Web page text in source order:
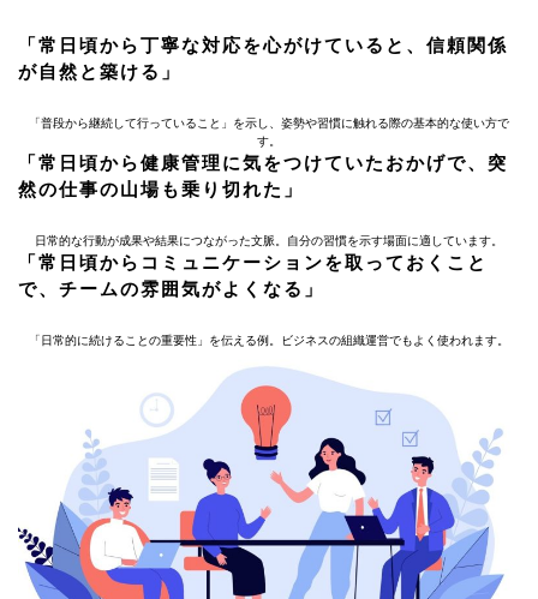
「常日頃から丁寧な対応を心がけていると、信頼関係
が自然と築ける」
「普段から継続して行っていること」を示し、姿勢や習慣に触れる際の基本的な使い方で
す。
「常日頃から健康管理に気をつけていたおかげで、突
然の仕事の山場も乗り切れた」
日常的な行動が成果や結果につながった文脈。自分の習慣を示す場面に適しています。
「常日頃からコミュニケーションを取っておくこと
で、チームの雰囲気がよくなる」
「日常的に続けることの重要性」を伝える例。ビジネスの組織運営でもよく使われます。